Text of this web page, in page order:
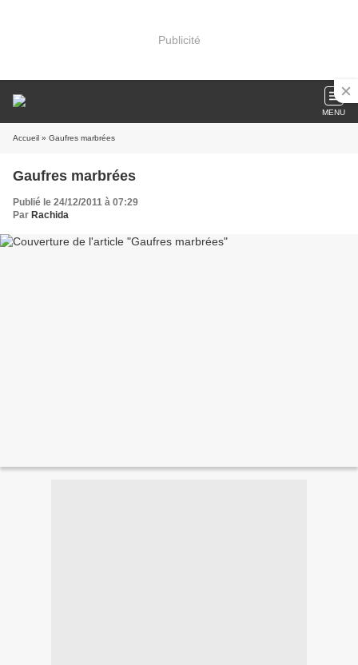
Publicité
MENU
Accueil » Gaufres marbrées
Gaufres marbrées
Publié le 24/12/2011 à 07:29
Par Rachida